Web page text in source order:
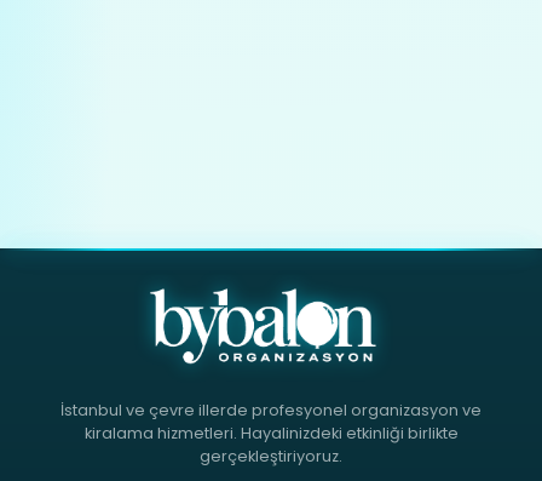
İstanbul ve çevre illerde profesyonel organizasyon ve
kiralama hizmetleri. Hayalinizdeki etkinliği birlikte
gerçekleştiriyoruz.